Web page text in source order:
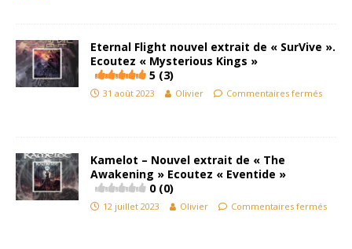
Eternal Flight nouvel extrait de « SurVive ».
Ecoutez « Mysterious Kings »
5 (3)
31 août 2023 Olivier Commentaires fermés
Kamelot – Nouvel extrait de « The
Awakening » Ecoutez « Eventide »
0 (0)
12 juillet 2023 Olivier Commentaires fermés